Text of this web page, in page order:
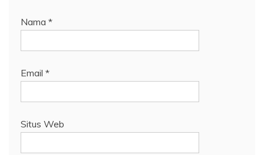
Nama *
Email *
Situs Web